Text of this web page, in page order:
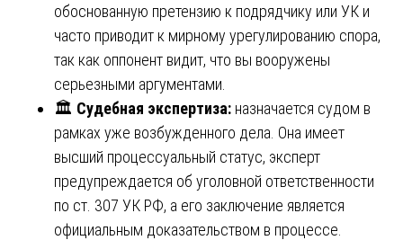
обоснованную претензию к подрядчику или УК и
часто приводит к мирному урегулированию спора,
так как оппонент видит, что вы вооружены
серьезными аргументами.
🏛️ Судебная экспертиза: назначается судом в
рамках уже возбужденного дела. Она имеет
высший процессуальный статус, эксперт
предупреждается об уголовной ответственности
по ст. 307 УК РФ, а его заключение является
официальным доказательством в процессе.